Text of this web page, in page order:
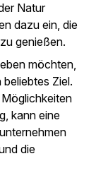
Natur
dazu ein, die
genießen.
möchten,
Ziel.
kann eine
die